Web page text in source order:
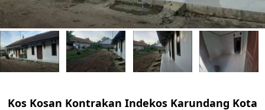
Kos Kosan Kontrakan Indekos Karundang Kota